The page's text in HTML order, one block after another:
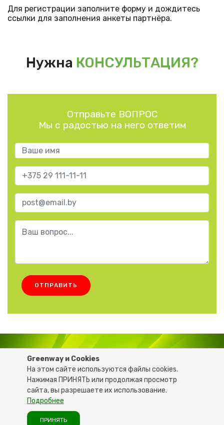
Для регистрации заполните форму и дождитесь
ссылки для заполнения анкеты партнёра.
Нужна КОНСУЛЬТАЦИЯ?
Отправьте ВОПРОС
Мы с радостью на него ответим
ОТПРАВИТЬ
+375 296206681
© 2020 GREEN-LIFE.BY - Все права защищены
При разработке сайта партнёра были использованы
материалы с сайта компании GREENWAYSTART.COM
Greenway и Cookies
На этом сайте используются файлы cookies.
Нажимая ПРИНЯТЬ или продолжая просмотр
сайта, вы разрешаете их использование.
Подробнее
ПРИНЯТЬ